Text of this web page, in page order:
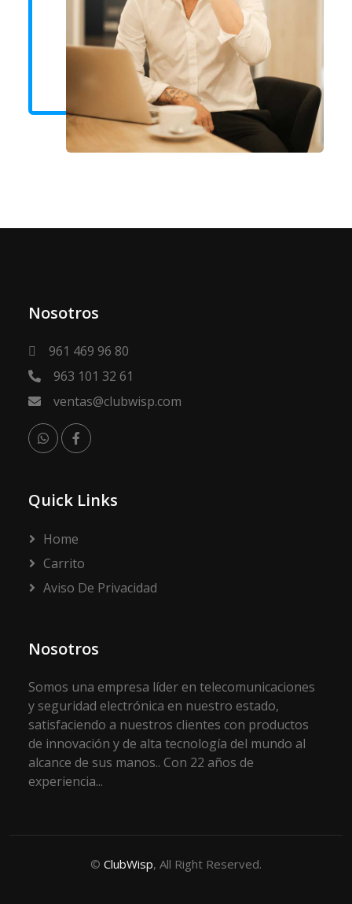
Nosotros
961 469 96 80
963 101 32 61
ventas@clubwisp.com
Quick Links
Home
Carrito
Aviso De Privacidad
Nosotros
Somos una empresa líder en telecomunicaciones
y seguridad electrónica en nuestro estado,
satisfaciendo a nuestros clientes con productos
de innovación y de alta tecnología del mundo al
alcance de sus manos.. Con 22 años de
experiencia...
© ClubWisp, All Right Reserved.